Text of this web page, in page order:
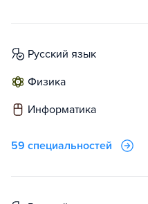
русский язык
физика
информатика
59 специальностей